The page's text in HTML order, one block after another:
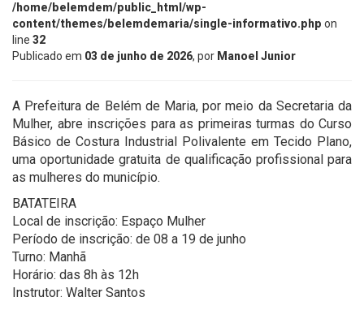
/home/belemdem/public_html/wp-
content/themes/belemdemaria/single-informativo.php on
line 32
Publicado em 03 de junho de 2026, por Manoel Junior
A Prefeitura de Belém de Maria, por meio da Secretaria da
Mulher, abre inscrições para as primeiras turmas do Curso
Básico de Costura Industrial Polivalente em Tecido Plano,
uma oportunidade gratuita de qualificação profissional para
as mulheres do município.
BATATEIRA
Local de inscrição: Espaço Mulher
Período de inscrição: de 08 a 19 de junho
Turno: Manhã
Horário: das 8h às 12h
Instrutor: Walter Santos